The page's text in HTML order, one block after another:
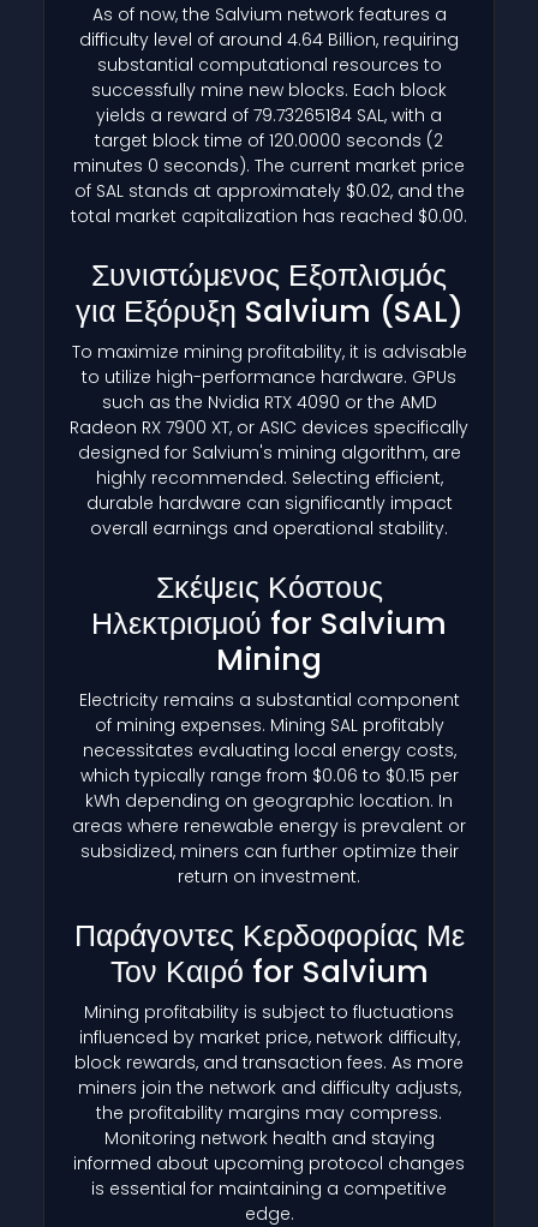
As of now, the Salvium network features a
difficulty level of around 4.64 Billion, requiring
substantial computational resources to
successfully mine new blocks. Each block
yields a reward of 79.73265184 SAL, with a
target block time of 120.0000 seconds (2
minutes 0 seconds). The current market price
of SAL stands at approximately $0.02, and the
total market capitalization has reached $0.00.
Συνιστώμενος Εξοπλισμός
για Εξόρυξη Salvium (SAL)
To maximize mining profitability, it is advisable
to utilize high-performance hardware. GPUs
such as the Nvidia RTX 4090 or the AMD
Radeon RX 7900 XT, or ASIC devices specifically
designed for Salvium's mining algorithm, are
highly recommended. Selecting efficient,
durable hardware can significantly impact
overall earnings and operational stability.
Σκέψεις Κόστους
Ηλεκτρισμού for Salvium
Mining
Electricity remains a substantial component
of mining expenses. Mining SAL profitably
necessitates evaluating local energy costs,
which typically range from $0.06 to $0.15 per
kWh depending on geographic location. In
areas where renewable energy is prevalent or
subsidized, miners can further optimize their
return on investment.
Παράγοντες Κερδοφορίας Με
Τον Καιρό for Salvium
Mining profitability is subject to fluctuations
influenced by market price, network difficulty,
block rewards, and transaction fees. As more
miners join the network and difficulty adjusts,
the profitability margins may compress.
Monitoring network health and staying
informed about upcoming protocol changes
is essential for maintaining a competitive
edge.